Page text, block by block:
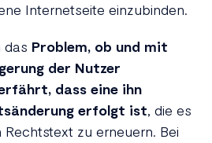
Internetseite einzubinden.
das Problem, ob und mit
der Nutzer
dass eine ihn
erfolgt ist, die es
zu erneuern. Bei